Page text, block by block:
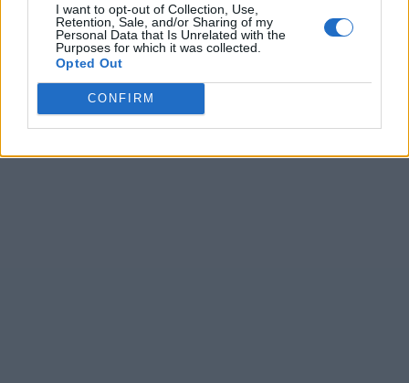
I want to opt-out of Collection, Use,
Retention, Sale, and/or Sharing of my
Personal Data that Is Unrelated with the
Purposes for which it was collected.
Opted Out
CONFIRM